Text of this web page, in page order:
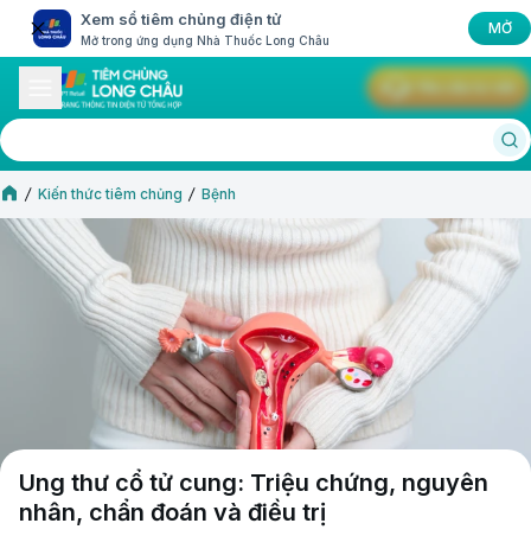
Xem sổ tiêm chủng điện tử
Mở trong ứng dụng Nhà Thuốc Long Châu
MỞ
Kiến thức tiêm chủng Bệnh
Ung thư cổ tử cung: Triệu chứng, nguyên
nhân, chẩn đoán và điều trị